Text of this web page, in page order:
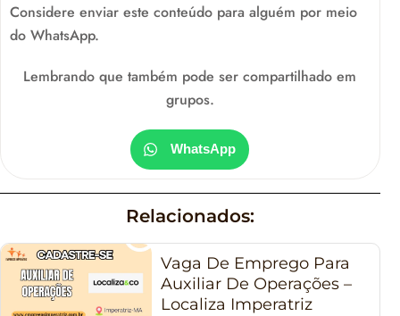
Considere enviar este conteúdo para alguém por meio
do WhatsApp.
Lembrando que também pode ser compartilhado em
grupos.
WhatsApp
Relacionados:
Vaga De Emprego Para
Auxiliar De Operações –
Localiza Imperatriz